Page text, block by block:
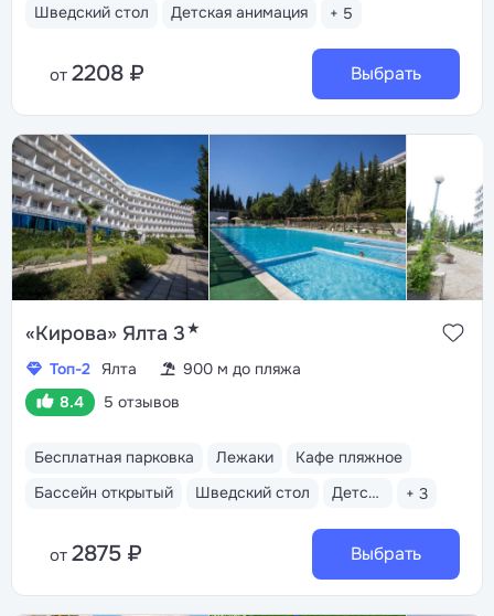
Шведский стол
Детская анимация + 5
от 2208 ₽ Выбрать
«Кирова» Ялта 3★
Топ-2 Ялта
900 м до пляжа
8.4
5 отзывов
Бесплатная парковка Лежаки
Кафе пляжное
Бассейн открытый
Шведский стол Детская анимация + 3
от 2875 ₽ Выбрать